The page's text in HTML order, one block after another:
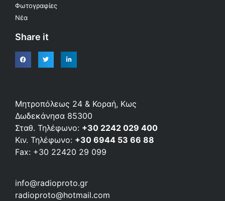
Φωτογραφίες
Νέα
Share it
Μητροπόλεως 24 & Κοραή, Κως
Δωδεκάνησα 85300
Σταθ. Τηλέφωνο: +30 2242 029 400
Κιν. Τηλέφωνο: +30 6944 53 66 88
Fax: +30 22420 29 099
info@radioproto.gr
radioproto@hotmail.com